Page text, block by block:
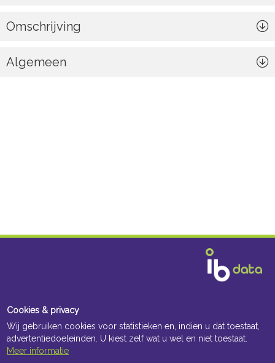
Omschrijving
Algemeen
Cookies & privacy
Wij gebruiken cookies voor statistieken en, indien u dat toestaat,
advertentiedoeleinden. U kiest zelf wat u wel en niet toestaat.
Meer informatie